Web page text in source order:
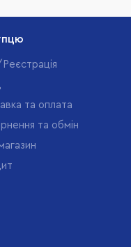
та оплата
та обмін